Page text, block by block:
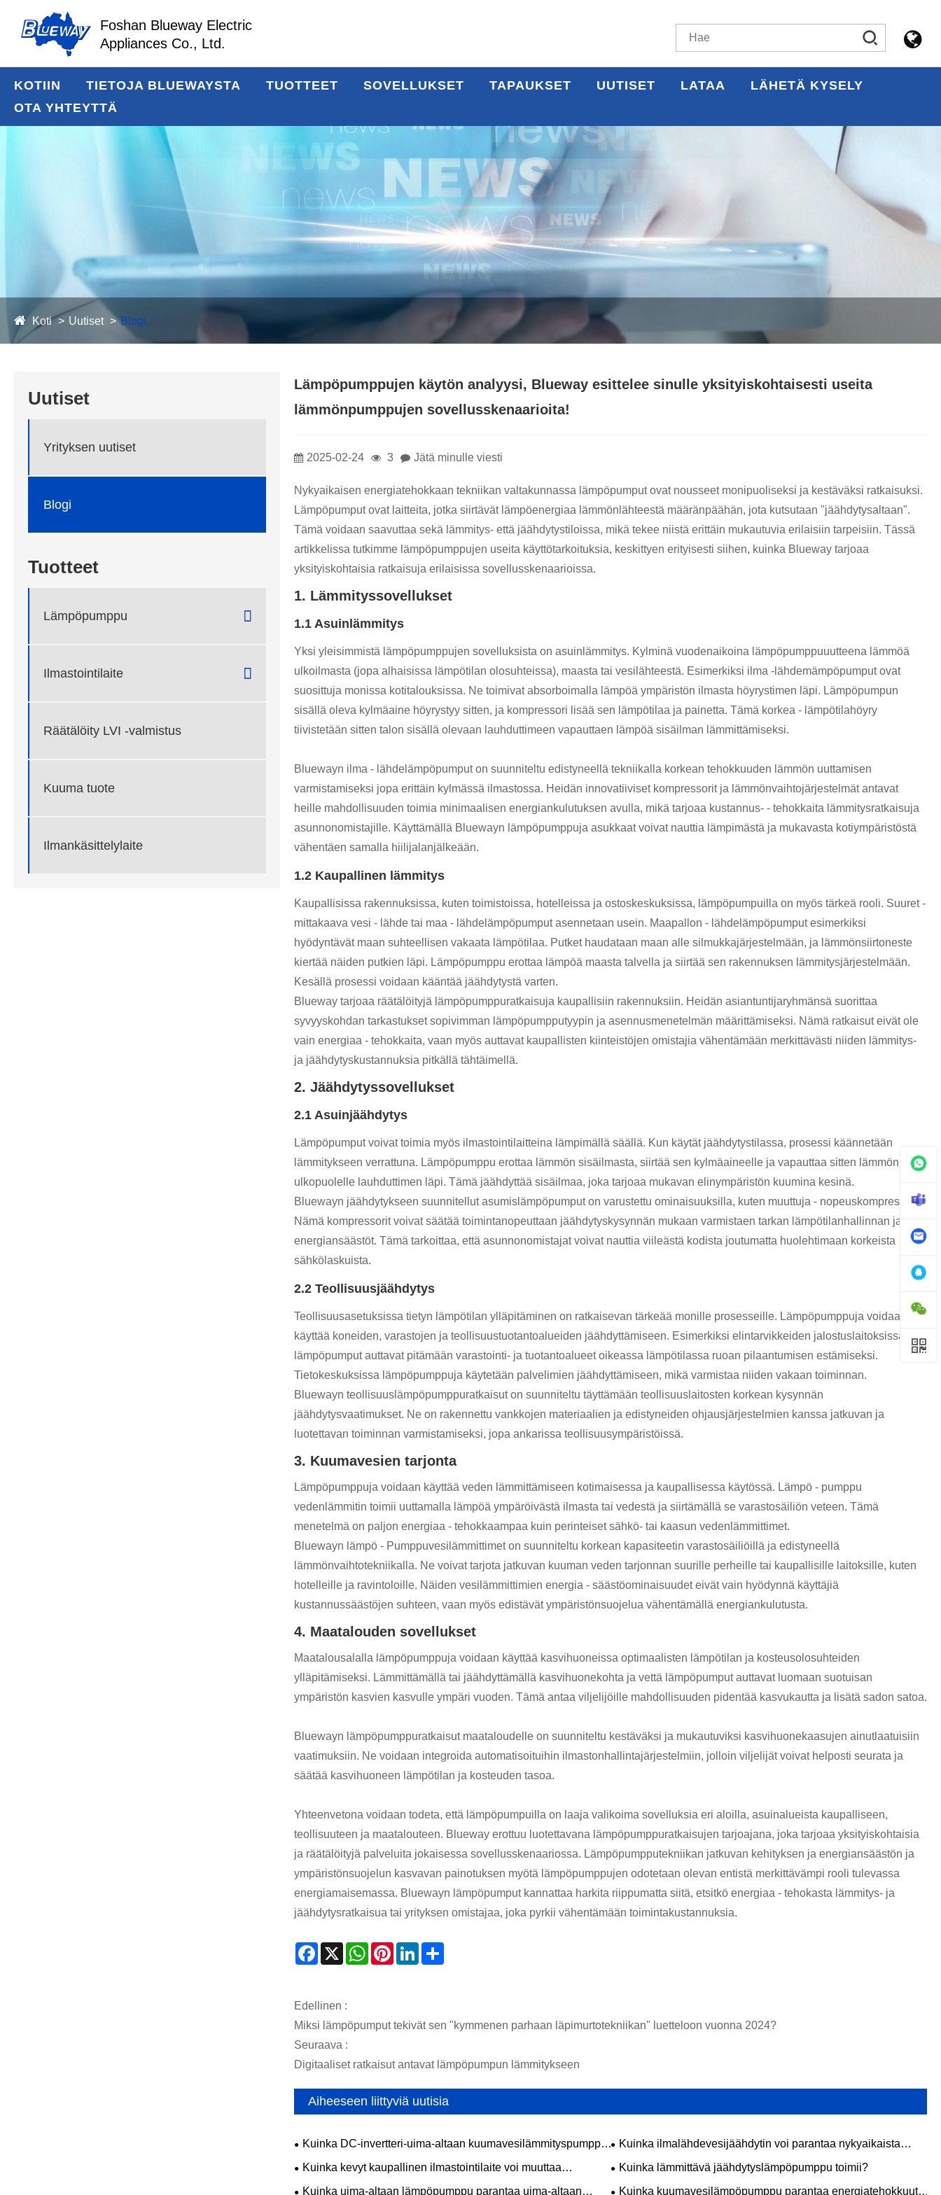
Foshan Blueway Electric
Appliances Co., Ltd.
KOTIIN TIETOJA BLUEWAYSTA TUOTTEET SOVELLUKSET TAPAUKSET UUTISET LATAA
LÄHETÄ KYSELY
OTA YHTEYTTÄ
Koti Uutiset Blogi
Uutiset
Yrityksen uutiset
Blogi
Tuotteet
Lämpöpumppu 
Ilmastointilaite 
Räätälöity LVI -valmistus
Kuuma tuote
Ilmankäsittelylaite
Lämpöpumppujen käytön analyysi, Blueway esittelee sinulle yksityiskohtaisesti useita
lämmönpumppujen sovellusskenaarioita!
2025-02-24 3 Jätä minulle viesti
Nykyaikaisen energiatehokkaan tekniikan valtakunnassa lämpöpumput ovat nousseet monipuoliseksi ja kestäväksi ratkaisuksi.
Lämpöpumput ovat laitteita, jotka siirtävät lämpöenergiaa lämmönlähteestä määränpäähän, jota kutsutaan "jäähdytysaltaan".
Tämä voidaan saavuttaa sekä lämmitys- että jäähdytystiloissa, mikä tekee niistä erittäin mukautuvia erilaisiin tarpeisiin. Tässä
artikkelissa tutkimme lämpöpumppujen useita käyttötarkoituksia, keskittyen erityisesti siihen, kuinka Blueway tarjoaa
yksityiskohtaisia ​​ratkaisuja erilaisissa sovellusskenaarioissa.
1. Lämmityssovellukset
1.1 Asuinlämmitys
Yksi yleisimmistä lämpöpumppujen sovelluksista on asuinlämmitys. Kylminä vuodenaikoina lämpöpumppuuutteena lämmöä
ulkoilmasta (jopa alhaisissa lämpötilan olosuhteissa), maasta tai vesilähteestä. Esimerkiksi ilma -lähdemämpöpumput ovat
suosittuja monissa kotitalouksissa. Ne toimivat absorboimalla lämpöä ympäristön ilmasta höyrystimen läpi. Lämpöpumpun
sisällä oleva kylmäaine höyrystyy sitten, ja kompressori lisää sen lämpötilaa ja painetta. Tämä korkea - lämpötilahöyry
tiivistetään sitten talon sisällä olevaan lauhduttimeen vapauttaen lämpöä sisäilman lämmittämiseksi.
Bluewayn ilma - lähdelämpöpumput on suunniteltu edistyneellä tekniikalla korkean tehokkuuden lämmön uuttamisen
varmistamiseksi jopa erittäin kylmässä ilmastossa. Heidän innovatiiviset kompressorit ja lämmönvaihtojärjestelmät antavat
heille mahdollisuuden toimia minimaalisen energiankulutuksen avulla, mikä tarjoaa kustannus- - tehokkaita lämmitysratkaisuja
asunnonomistajille. Käyttämällä Bluewayn lämpöpumppuja asukkaat voivat nauttia lämpimästä ja mukavasta kotiympäristöstä
vähentäen samalla hiilijalanjälkeään.
1.2 Kaupallinen lämmitys
Kaupallisissa rakennuksissa, kuten toimistoissa, hotelleissa ja ostoskeskuksissa, lämpöpumpuilla on myös tärkeä rooli. Suuret -
mittakaava vesi - lähde tai maa - lähdelämpöpumput asennetaan usein. Maapallon - lähdelämpöpumput esimerkiksi
hyödyntävät maan suhteellisen vakaata lämpötilaa. Putket haudataan maan alle silmukkajärjestelmään, ja lämmönsiirtoneste
kiertää näiden putkien läpi. Lämpöpumppu erottaa lämpöä maasta talvella ja siirtää sen rakennuksen lämmitysjärjestelmään.
Kesällä prosessi voidaan kääntää jäähdytystä varten.
Blueway tarjoaa räätälöityjä lämpöpumppuratkaisuja kaupallisiin rakennuksiin. Heidän asiantuntijaryhmänsä suorittaa
syvyyskohdan tarkastukset sopivimman lämpöpumpputyypin ja asennusmenetelmän määrittämiseksi. Nämä ratkaisut eivät ole
vain energiaa - tehokkaita, vaan myös auttavat kaupallisten kiinteistöjen omistajia vähentämään merkittävästi niiden lämmitys-
ja jäähdytyskustannuksia pitkällä tähtäimellä.
2. Jäähdytyssovellukset
2.1 Asuinjäähdytys
Lämpöpumput voivat toimia myös ilmastointilaitteina lämpimällä säällä. Kun käytät jäähdytystilassa, prosessi käännetään
lämmitykseen verrattuna. Lämpöpumppu erottaa lämmön sisäilmasta, siirtää sen kylmäaineelle ja vapauttaa sitten lämmön
ulkopuolelle lauhduttimen läpi. Tämä jäähdyttää sisäilmaa, joka tarjoaa mukavan elinympäristön kuumina kesinä.
Bluewayn jäähdytykseen suunnitellut asumislämpöpumput on varustettu ominaisuuksilla, kuten muuttuja - nopeuskompressorit.
Nämä kompressorit voivat säätää toimintanopeuttaan jäähdytyskysynnän mukaan varmistaen tarkan lämpötilanhallinnan ja
energiansäästöt. Tämä tarkoittaa, että asunnonomistajat voivat nauttia viileästä kodista joutumatta huolehtimaan korkeista
sähkölaskuista.
2.2 Teollisuusjäähdytys
Teollisuusasetuksissa tietyn lämpötilan ylläpitäminen on ratkaisevan tärkeää monille prosesseille. Lämpöpumppuja voidaan
käyttää koneiden, varastojen ja teollisuustuotantoalueiden jäähdyttämiseen. Esimerkiksi elintarvikkeiden jalostuslaitoksissa
lämpöpumput auttavat pitämään varastointi- ja tuotantoalueet oikeassa lämpötilassa ruoan pilaantumisen estämiseksi.
Tietokeskuksissa lämpöpumppuja käytetään palvelimien jäähdyttämiseen, mikä varmistaa niiden vakaan toiminnan.
Bluewayn teollisuuslämpöpumppuratkaisut on suunniteltu täyttämään teollisuuslaitosten korkean kysynnän
jäähdytysvaatimukset. Ne on rakennettu vankkojen materiaalien ja edistyneiden ohjausjärjestelmien kanssa jatkuvan ja
luotettavan toiminnan varmistamiseksi, jopa ankarissa teollisuusympäristöissä.
3. Kuumavesien tarjonta
Lämpöpumppuja voidaan käyttää veden lämmittämiseen kotimaisessa ja kaupallisessa käytössä. Lämpö - pumppu
vedenlämmitin toimii uuttamalla lämpöä ympäröivästä ilmasta tai vedestä ja siirtämällä se varastosäiliön veteen. Tämä
menetelmä on paljon energiaa - tehokkaampaa kuin perinteiset sähkö- tai kaasun vedenlämmittimet.
Bluewayn lämpö - Pumppuvesilämmittimet on suunniteltu korkean kapasiteetin varastosäiliöillä ja edistyneellä
lämmönvaihtotekniikalla. Ne voivat tarjota jatkuvan kuuman veden tarjonnan suurille perheille tai kaupallisille laitoksille, kuten
hotelleille ja ravintoloille. Näiden vesilämmittimien energia - säästöominaisuudet eivät vain hyödynnä käyttäjiä
kustannussäästöjen suhteen, vaan myös edistävät ympäristönsuojelua vähentämällä energiankulutusta.
4. Maatalouden sovellukset
Maatalousalalla lämpöpumppuja voidaan käyttää kasvihuoneissa optimaalisten lämpötilan ja kosteusolosuhteiden
ylläpitämiseksi. Lämmittämällä tai jäähdyttämällä kasvihuonekohta ja vettä lämpöpumput auttavat luomaan suotuisan
ympäristön kasvien kasvulle ympäri vuoden. Tämä antaa viljelijöille mahdollisuuden pidentää kasvukautta ja lisätä sadon satoa.
Bluewayn lämpöpumppuratkaisut maataloudelle on suunniteltu kestäväksi ja mukautuviksi kasvihuonekaasujen ainutlaatuisiin
vaatimuksiin. Ne voidaan integroida automatisoituihin ilmastonhallintajärjestelmiin, jolloin viljelijät voivat helposti seurata ja
säätää kasvihuoneen lämpötilan ja kosteuden tasoa.
Yhteenvetona voidaan todeta, että lämpöpumpuilla on laaja valikoima sovelluksia eri aloilla, asuinalueista kaupalliseen,
teollisuuteen ja maatalouteen. Blueway erottuu luotettavana lämpöpumppuratkaisujen tarjoajana, joka tarjoaa yksityiskohtaisia ​​
ja räätälöityjä palveluita jokaisessa sovellusskenaariossa. Lämpöpumpputekniikan jatkuvan kehityksen ja energiansäästön ja
ympäristönsuojelun kasvavan painotuksen myötä lämpöpumppujen odotetaan olevan entistä merkittävämpi rooli tulevassa
energiamaisemassa. Bluewayn lämpöpumput kannattaa harkita riippumatta siitä, etsitkö energiaa - tehokasta lämmitys- ja
jäähdytysratkaisua tai yrityksen omistajaa, joka pyrkii vähentämään toimintakustannuksia.
Facebook
X WhatsAppPinterestLinkedIn
Edellinen :
Miksi lämpöpumput tekivät sen "kymmenen parhaan läpimurtotekniikan" luetteloon vuonna 2024?
Seuraava :
Digitaaliset ratkaisut antavat lämpöpumpun lämmitykseen
Aiheeseen liittyviä uutisia
Kuinka DC-invertteri-uima-altaan kuumavesilämmityspumppu
voi parantaa energiatehokkuutta ja pidentää uimakauttasi
Kuinka ilmalähdevesijäähdytin voi parantaa nykyaikaista
energiatehokkuutta?
Kuinka kevyt kaupallinen ilmastointilaite voi muuttaa
liiketoimintaympäristösi?
Kuinka lämmittävä jäähdytyslämpöpumppu toimii?
Kuinka uima-altaan lämpöpumppu parantaa uima-altaan
Kuinka kuumavesilämpöpumppu parantaa energiatehokkuutta